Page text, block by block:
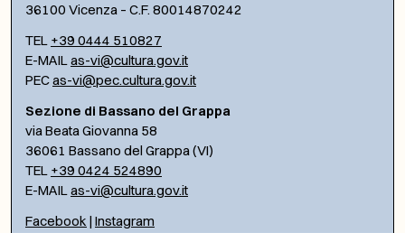
36100 Vicenza – C.F. 80014870242
TEL +39 0444 510827
E-MAILas-vi@cultura.gov.it
PECas-vi@pec.cultura.gov.it
Sezione di Bassano del Grappa
via Beata Giovanna 58
36061 Bassano del Grappa (VI)
TEL +39 0424 524890
E-MAILas-vi@cultura.gov.it
Facebook | Instagram